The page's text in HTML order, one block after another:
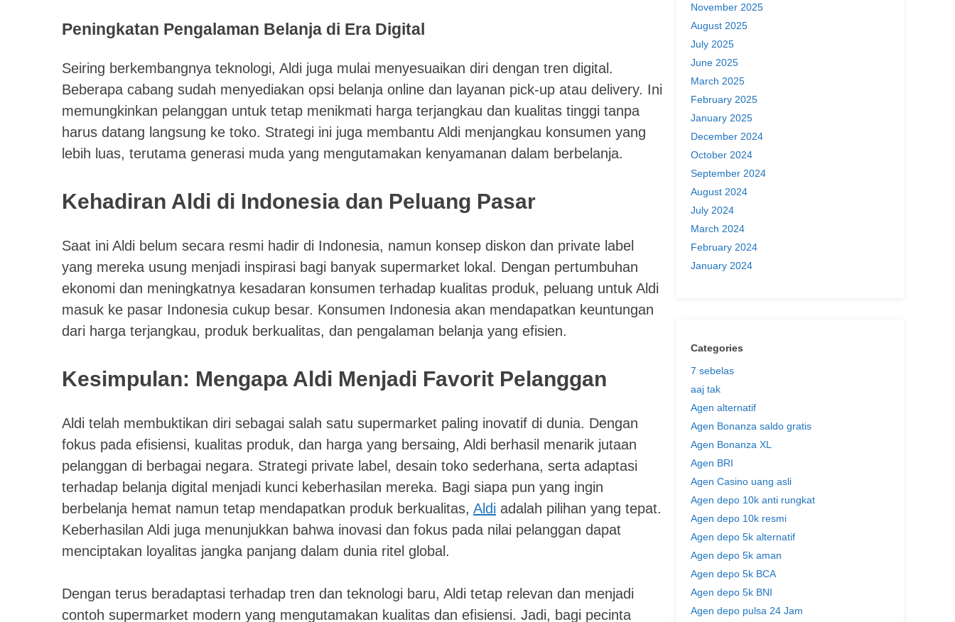
Peningkatan Pengalaman Belanja di Era Digital
Seiring berkembangnya teknologi, Aldi juga mulai menyesuaikan diri dengan tren digital.
Beberapa cabang sudah menyediakan opsi belanja online dan layanan pick-up atau delivery. Ini
memungkinkan pelanggan untuk tetap menikmati harga terjangkau dan kualitas tinggi tanpa
harus datang langsung ke toko. Strategi ini juga membantu Aldi menjangkau konsumen yang
lebih luas, terutama generasi muda yang mengutamakan kenyamanan dalam berbelanja.
Kehadiran Aldi di Indonesia dan Peluang Pasar
Saat ini Aldi belum secara resmi hadir di Indonesia, namun konsep diskon dan private label
yang mereka usung menjadi inspirasi bagi banyak supermarket lokal. Dengan pertumbuhan
ekonomi dan meningkatnya kesadaran konsumen terhadap kualitas produk, peluang untuk Aldi
masuk ke pasar Indonesia cukup besar. Konsumen Indonesia akan mendapatkan keuntungan
dari harga terjangkau, produk berkualitas, dan pengalaman belanja yang efisien.
Kesimpulan: Mengapa Aldi Menjadi Favorit Pelanggan
Aldi telah membuktikan diri sebagai salah satu supermarket paling inovatif di dunia. Dengan
fokus pada efisiensi, kualitas produk, dan harga yang bersaing, Aldi berhasil menarik jutaan
pelanggan di berbagai negara. Strategi private label, desain toko sederhana, serta adaptasi
terhadap belanja digital menjadi kunci keberhasilan mereka. Bagi siapa pun yang ingin
berbelanja hemat namun tetap mendapatkan produk berkualitas, Aldi adalah pilihan yang tepat.
Keberhasilan Aldi juga menunjukkan bahwa inovasi dan fokus pada nilai pelanggan dapat
menciptakan loyalitas jangka panjang dalam dunia ritel global.
Dengan terus beradaptasi terhadap tren dan teknologi baru, Aldi tetap relevan dan menjadi
contoh supermarket modern yang mengutamakan kualitas dan efisiensi. Jadi, bagi pecinta
November 2025
August 2025
July 2025
June 2025
March 2025
February 2025
January 2025
December 2024
October 2024
September 2024
August 2024
July 2024
March 2024
February 2024
January 2024
Categories
7 sebelas
aaj tak
Agen alternatif
Agen Bonanza saldo gratis
Agen Bonanza XL
Agen BRI
Agen Casino uang asli
Agen depo 10k anti rungkat
Agen depo 10k resmi
Agen depo 5k alternatif
Agen depo 5k aman
Agen depo 5k BCA
Agen depo 5k BNI
Agen depo pulsa 24 Jam